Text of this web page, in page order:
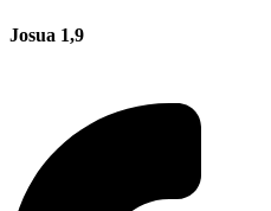
Josua 1,9